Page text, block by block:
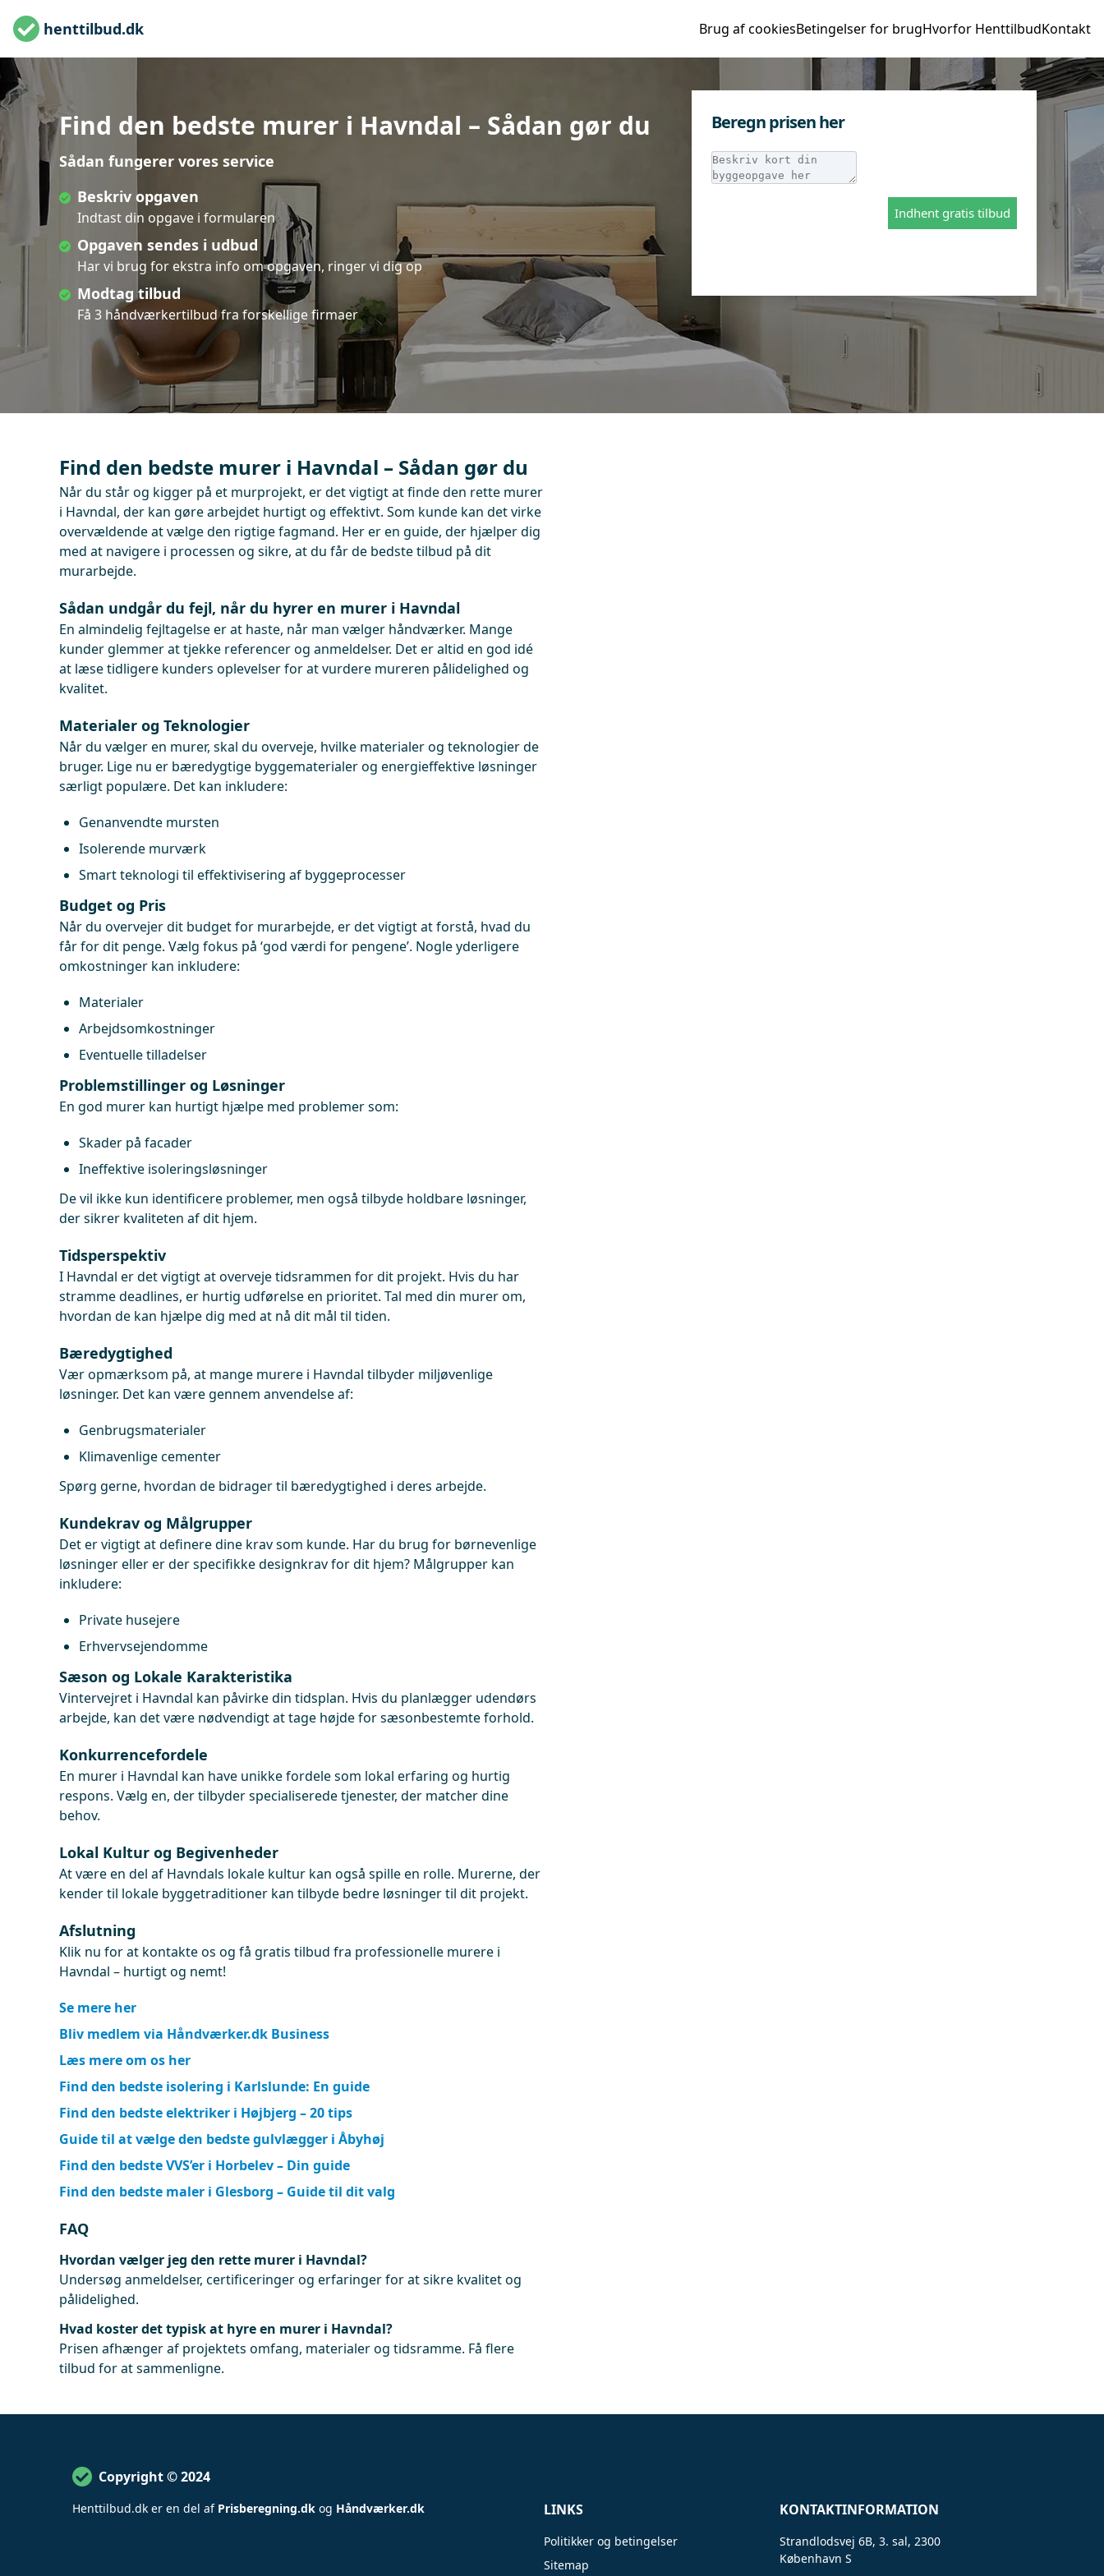
henttilbud.dk Brug af cookiesBetingelser for brugHvorfor HenttilbudKontakt
Find den bedste murer i Havndal – Sådan gør du
Sådan fungerer vores service
Beskriv opgaven
Indtast din opgave i formularen
Opgaven sendes i udbud
Har vi brug for ekstra info om opgaven, ringer vi dig op
Modtag tilbud
Få 3 håndværkertilbud fra forskellige firmaer
Beregn prisen her
Indhent gratis tilbud
Find den bedste murer i Havndal – Sådan gør du
Når du står og kigger på et murprojekt, er det vigtigt at finde den rette murer
i Havndal, der kan gøre arbejdet hurtigt og effektivt. Som kunde kan det virke
overvældende at vælge den rigtige fagmand. Her er en guide, der hjælper dig
med at navigere i processen og sikre, at du får de bedste tilbud på dit
murarbejde.
Sådan undgår du fejl, når du hyrer en murer i Havndal
En almindelig fejltagelse er at haste, når man vælger håndværker. Mange
kunder glemmer at tjekke referencer og anmeldelser. Det er altid en god idé
at læse tidligere kunders oplevelser for at vurdere mureren pålidelighed og
kvalitet.
Materialer og Teknologier
Når du vælger en murer, skal du overveje, hvilke materialer og teknologier de
bruger. Lige nu er bæredygtige byggematerialer og energieffektive løsninger
særligt populære. Det kan inkludere:
Genanvendte mursten
Isolerende murværk
Smart teknologi til effektivisering af byggeprocesser
Budget og Pris
Når du overvejer dit budget for murarbejde, er det vigtigt at forstå, hvad du
får for dit penge. Vælg fokus på ‘god værdi for pengene’. Nogle yderligere
omkostninger kan inkludere:
Materialer
Arbejdsomkostninger
Eventuelle tilladelser
Problemstillinger og Løsninger
En god murer kan hurtigt hjælpe med problemer som:
Skader på facader
Ineffektive isoleringsløsninger
De vil ikke kun identificere problemer, men også tilbyde holdbare løsninger,
der sikrer kvaliteten af dit hjem.
Tidsperspektiv
I Havndal er det vigtigt at overveje tidsrammen for dit projekt. Hvis du har
stramme deadlines, er hurtig udførelse en prioritet. Tal med din murer om,
hvordan de kan hjælpe dig med at nå dit mål til tiden.
Bæredygtighed
Vær opmærksom på, at mange murere i Havndal tilbyder miljøvenlige
løsninger. Det kan være gennem anvendelse af:
Genbrugsmaterialer
Klimavenlige cementer
Spørg gerne, hvordan de bidrager til bæredygtighed i deres arbejde.
Kundekrav og Målgrupper
Det er vigtigt at definere dine krav som kunde. Har du brug for børnevenlige
løsninger eller er der specifikke designkrav for dit hjem? Målgrupper kan
inkludere:
Private husejere
Erhvervsejendomme
Sæson og Lokale Karakteristika
Vintervejret i Havndal kan påvirke din tidsplan. Hvis du planlægger udendørs
arbejde, kan det være nødvendigt at tage højde for sæsonbestemte forhold.
Konkurrencefordele
En murer i Havndal kan have unikke fordele som lokal erfaring og hurtig
respons. Vælg en, der tilbyder specialiserede tjenester, der matcher dine
behov.
Lokal Kultur og Begivenheder
At være en del af Havndals lokale kultur kan også spille en rolle. Murerne, der
kender til lokale byggetraditioner kan tilbyde bedre løsninger til dit projekt.
Afslutning
Klik nu for at kontakte os og få gratis tilbud fra professionelle murere i
Havndal – hurtigt og nemt!
Se mere her
Bliv medlem via Håndværker.dk Business
Læs mere om os her
Find den bedste isolering i Karlslunde: En guide
Find den bedste elektriker i Højbjerg – 20 tips
Guide til at vælge den bedste gulvlægger i Åbyhøj
Find den bedste VVS’er i Horbelev – Din guide
Find den bedste maler i Glesborg – Guide til dit valg
FAQ
Hvordan vælger jeg den rette murer i Havndal?
Undersøg anmeldelser, certificeringer og erfaringer for at sikre kvalitet og
pålidelighed.
Hvad koster det typisk at hyre en murer i Havndal?
Prisen afhænger af projektets omfang, materialer og tidsramme. Få flere
tilbud for at sammenligne.
Copyright © 2024
Henttilbud.dk er en del af Prisberegning.dk og Håndværker.dk LINKS
Politikker og betingelser
Sitemap
KONTAKTINFORMATION
Strandlodsvej 6B, 3. sal, 2300
København S